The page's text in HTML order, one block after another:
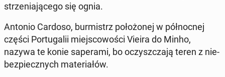
strze­nia­ją­ce­go się ognia.
Antonio Cardoso, bur­mistrz po­ło­żo­nej w pół­noc­nej
części Por­tu­ga­lii miej­sco­wo­ści Vieira do Minho,
nazywa te konie sa­pe­ra­mi, bo oczysz­cza­ją teren z nie­
bez­piecz­nych ma­te­ria­łów.